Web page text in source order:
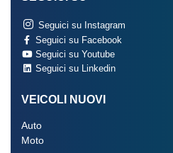
Seguici su Instagram
Seguici su Facebook
Seguici su Youtube
Seguici su Linkedin
VEICOLI NUOVI
Auto
Moto